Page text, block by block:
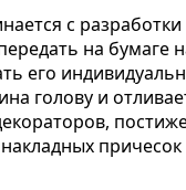
с
на
его
голову и